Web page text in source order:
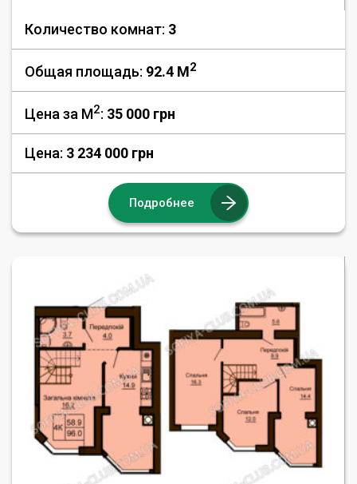
Количество комнат: 3
Общая площадь: 92.4 M2
Цена за М2: 35 000 грн
Цена: 3 234 000 грн
Подробнее